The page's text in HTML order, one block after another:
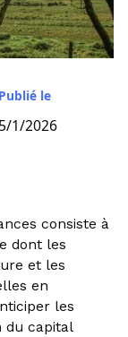
Publié le
5/1/2026
consiste à
dont les
et les
en
les
du capital